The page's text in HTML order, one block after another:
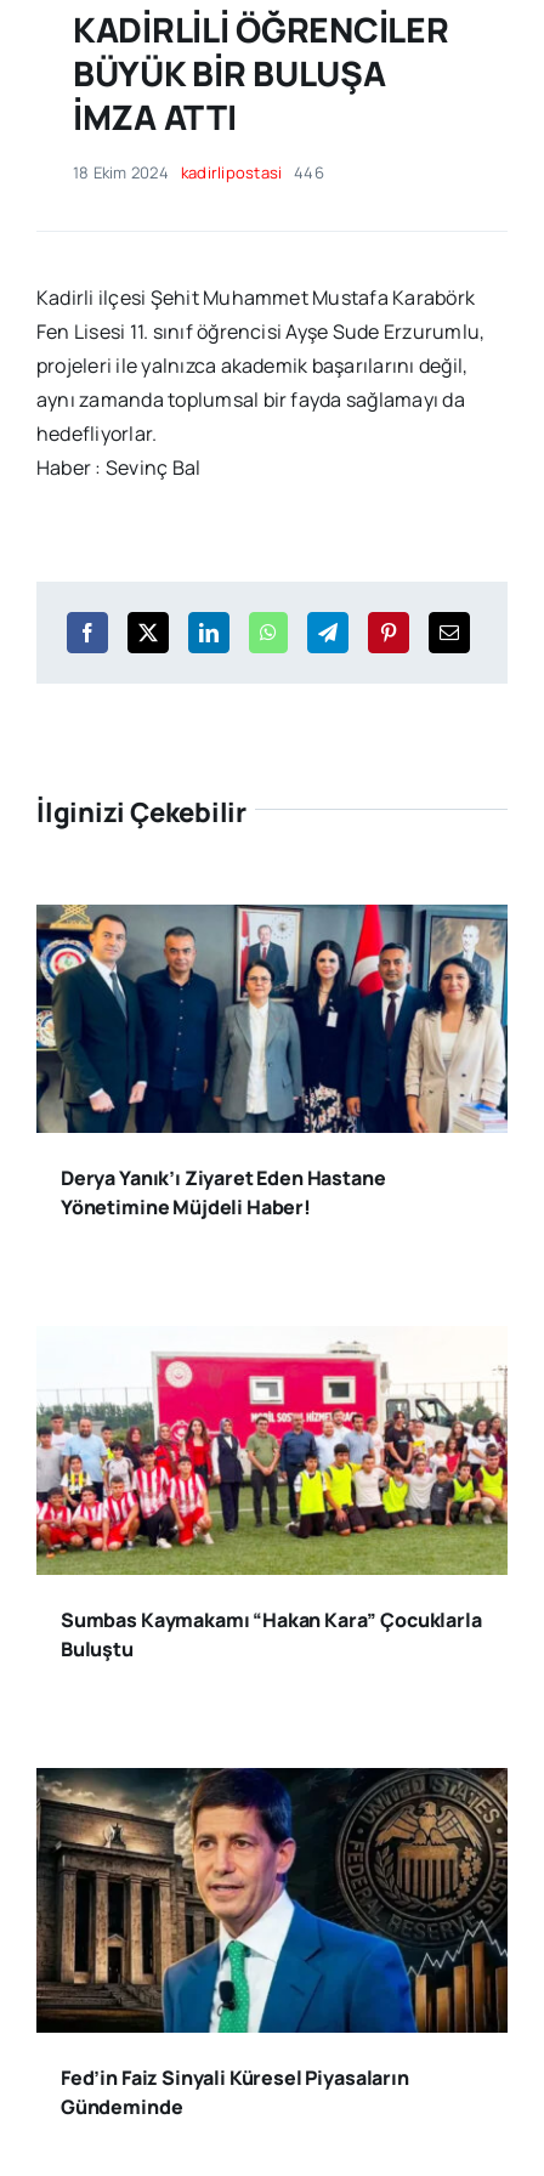
KADİRLİLİ ÖĞRENCİLER
BÜYÜK BİR BULUŞA
İMZA ATTI
18 Ekim 2024 kadirlipostasi 446
Kadirli ilçesi Şehit Muhammet Mustafa Karabörk
Fen Lisesi 11. sınıf öğrencisi Ayşe Sude Erzurumlu,
projeleri ile yalnızca akademik başarılarını değil,
aynı zamanda toplumsal bir fayda sağlamayı da
hedefliyorlar.
Haber : Sevinç Bal
İlginizi Çekebilir
Derya Yanık’ı Ziyaret Eden Hastane
Yönetimine Müjdeli Haber!
Sumbas Kaymakamı “Hakan Kara” Çocuklarla
Buluştu
Fed’in Faiz Sinyali Küresel Piyasaların
Gündeminde